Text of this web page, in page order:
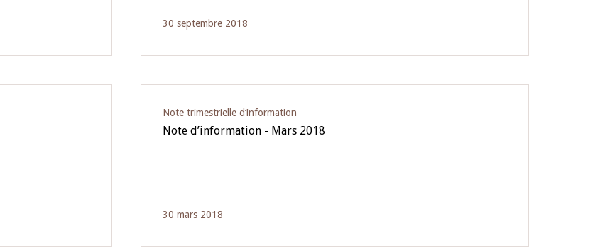
30 septembre 2018
Note trimestrielle d‘information
Note d’information - Mars 2018
30 mars 2018